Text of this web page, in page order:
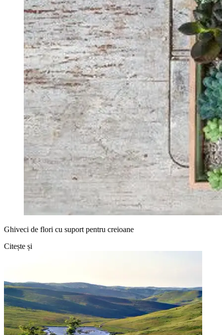
Ghiveci de flori cu suport pentru creioane
Citește și